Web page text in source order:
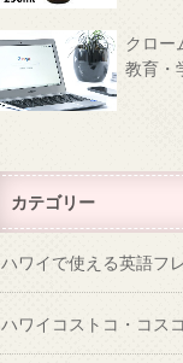
クロー
教育・
カテゴリー
ハワイで使える英語フ
ハワイコストコ・コスコ